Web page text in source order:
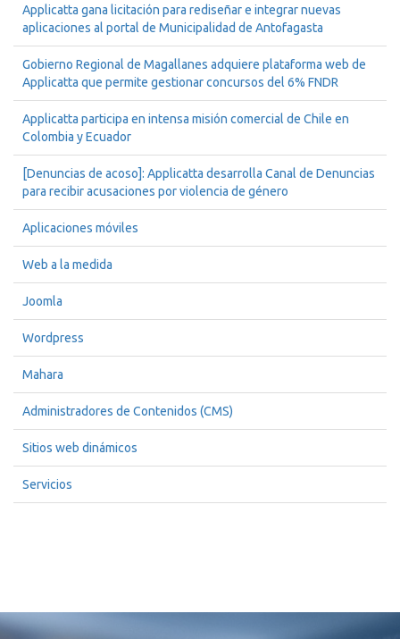
Applicatta gana licitación para rediseñar e integrar nuevas
aplicaciones al portal de Municipalidad de Antofagasta
Gobierno Regional de Magallanes adquiere plataforma web de
Applicatta que permite gestionar concursos del 6% FNDR
Applicatta participa en intensa misión comercial de Chile en
Colombia y Ecuador
[Denuncias de acoso]: Applicatta desarrolla Canal de Denuncias
para recibir acusaciones por violencia de género
Aplicaciones móviles
Web a la medida
Joomla
Wordpress
Mahara
Administradores de Contenidos (CMS)
Sitios web dinámicos
Servicios